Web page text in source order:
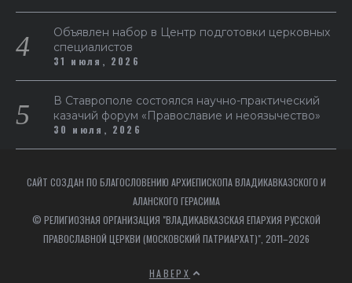
Объявлен набор в Центр подготовки церковных
специалистов
31 июля, 2026
В Ставрополе состоялся научно-практический
казачий форум «Православие и неоязычество»
30 июля, 2026
САЙТ СОЗДАН ПО БЛАГОСЛОВЕНИЮ АРХИЕПИСКОПА ВЛАДИКАВКАЗСКОГО И
АЛАНСКОГО ГЕРАСИМА
© РЕЛИГИОЗНАЯ ОРГАНИЗАЦИЯ "ВЛАДИКАВКАЗСКАЯ ЕПАРХИЯ РУССКОЙ
ПРАВОСЛАВНОЙ ЦЕРКВИ (МОСКОВСКИЙ ПАТРИАРХАТ)", 2011–2026
НАВЕРХ